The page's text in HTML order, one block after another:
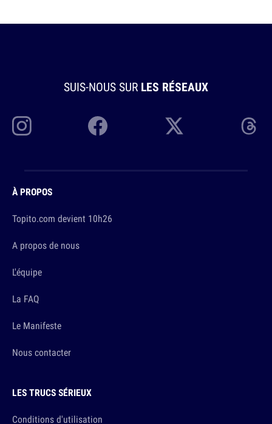
SUIS-NOUS SUR LES RÉSEAUX
À PROPOS
Topito.com devient 10h26
A propos de nous
L'équipe
La FAQ
Le Manifeste
Nous contacter
LES TRUCS SÉRIEUX
Conditions d'utilisation